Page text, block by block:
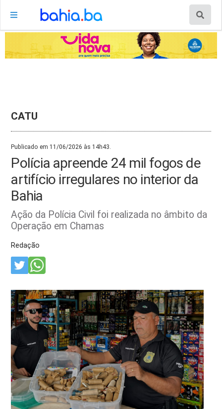
CATU
Publicado em 11/06/2026 às 14h43.
Polícia apreende 24 mil fogos de
artifício irregulares no interior da
Bahia
Ação da Polícia Civil foi realizada no âmbito da
Operação em Chamas
Redação